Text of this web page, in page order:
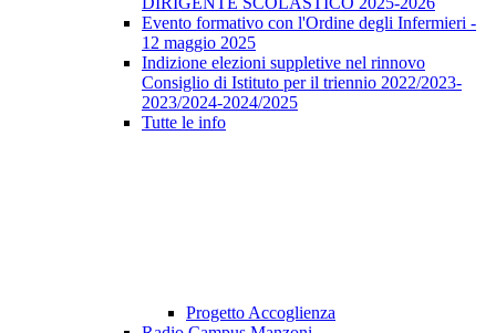
Evento formativo con l'Ordine degli Infermieri -
12 maggio 2025
Indizione elezioni suppletive nel rinnovo
Consiglio di Istituto per il triennio 2022/2023-
2023/2024-2024/2025
Tutte le info
Progetto Accoglienza